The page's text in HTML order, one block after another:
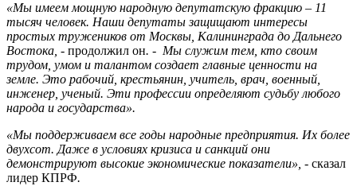
«Мы имеем мощную народную депутатскую фракцию – 11
тысяч человек. Наши депутаты защищают интересы
простых тружеников от Москвы, Калининграда до Дальнего
Востока, - продолжил он. - Мы служим тем, кто своим
трудом, умом и талантом создает главные ценности на
земле. Это рабочий, крестьянин, учитель, врач, военный,
инженер, ученый. Эти профессии определяют судьбу любого
народа и государства».
«Мы поддерживаем все годы народные предприятия. Их более
двухсот. Даже в условиях кризиса и санкций они
демонстрируют высокие экономические показатели», - сказал
лидер КПРФ.